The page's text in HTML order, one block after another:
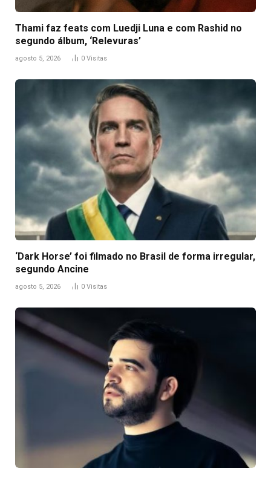
Thami faz feats com Luedji Luna e com Rashid no
segundo álbum, ‘Relevuras’
agosto 5, 2026 0 Visitas
‘Dark Horse’ foi filmado no Brasil de forma irregular,
segundo Ancine
agosto 5, 2026 0 Visitas